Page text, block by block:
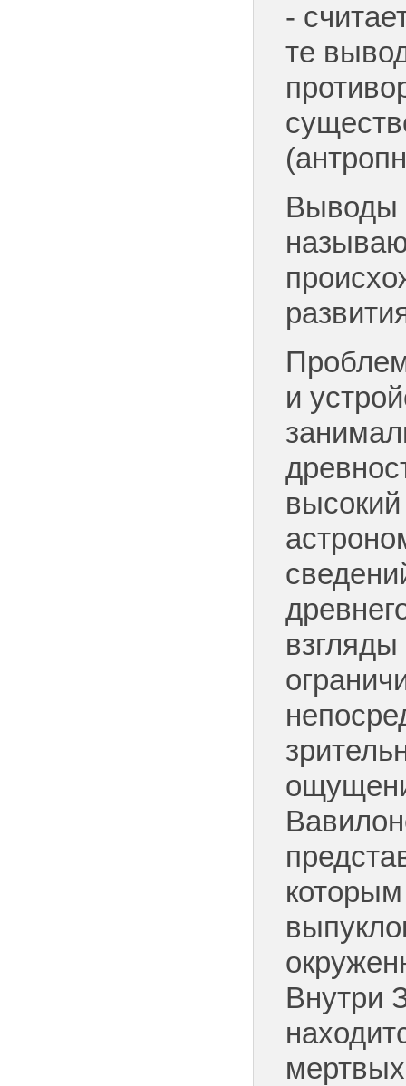
-
те
Выводы
и
Внутри